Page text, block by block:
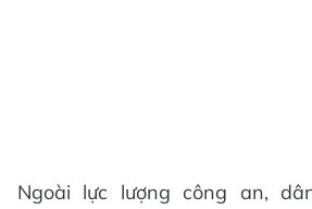
Ngoài lực lượng công an,